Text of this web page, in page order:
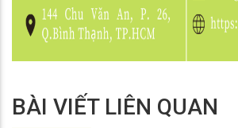
BÀI VIẾT LIÊN QUAN